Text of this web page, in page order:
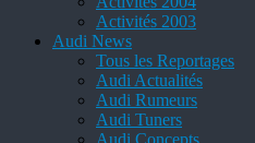
Activités 2003
Audi News
Tous les Reportages
Audi Actualités
Audi Rumeurs
Audi Tuners